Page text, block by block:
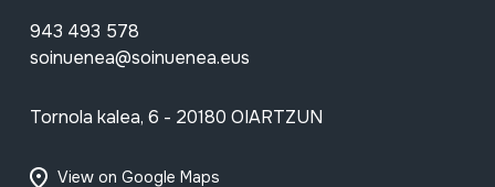
943 493 578
soinuenea@soinuenea.eus
Tornola kalea, 6 - 20180 OIARTZUN
View on Google Maps